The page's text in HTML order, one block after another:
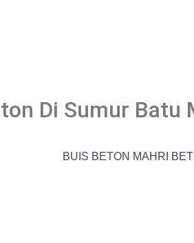
Di Sumur Batu